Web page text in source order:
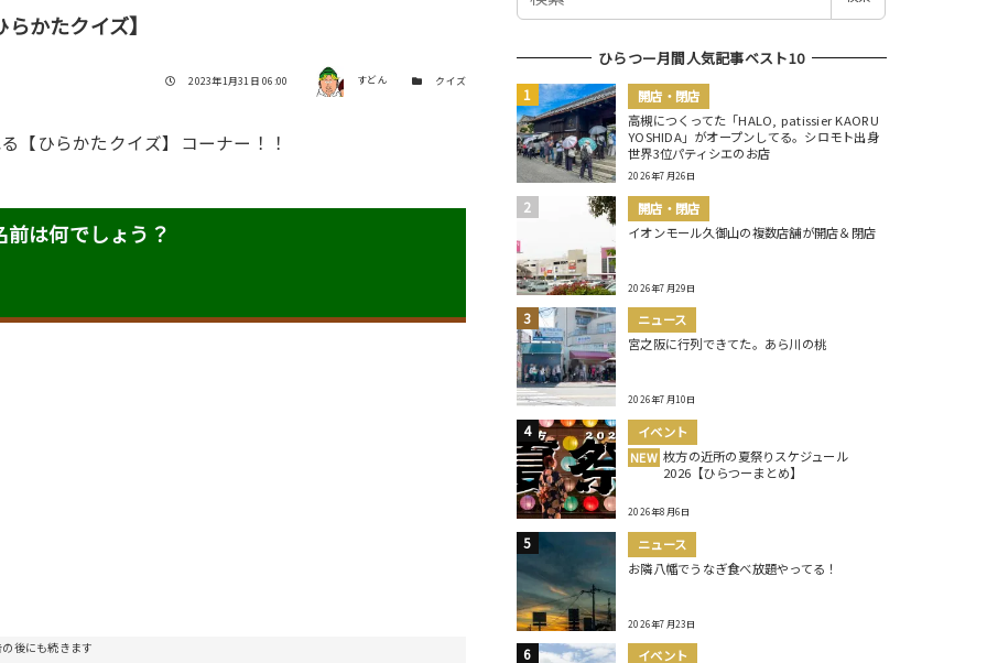
かたクイズ】
投稿日
2023年1月31日 06:00 著者 すどん カテゴリー
クイズ
【ひらかたクイズ】コーナー！！
は何でしょう？
後にも続きます
ひらつー月間人気記事ベスト10
開店・閉店
高槻につくってた「HALO, patissier KAORU
YOSHIDA」がオープンしてる。シロモト出身
世界3位パティシエのお店
2026年7月26日
開店・閉店
イオンモール久御山の複数店舗が開店＆閉店
2026年7月29日
ニュース
宮之阪に行列できてた。あら川の桃
2026年7月10日
イベント
NEW 枚方の近所の夏祭りスケジュール
2026【ひらつーまとめ】
2026年8月6日
ニュース
お隣八幡でうなぎ食べ放題やってる！
2026年7月23日
イベント